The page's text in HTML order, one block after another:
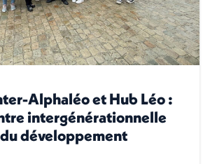
Alphaléo et Hub Léo :
intergénérationnelle
développement